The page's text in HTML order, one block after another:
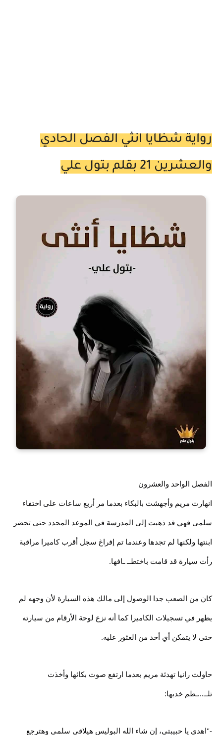
رواية شظايا انثي الفصل الحادي
والعشرين 21 بقلم بتول علي
الفصل الواحد والعشرون
انهارت مريم وأجهشت بالبكاء بعدما مر أربع ساعات على اختفاء
سلمى فهي قد ذهبت إلى المدرسة في الموعد المحدد حتى تحضر
ابنتها ولكنها لم تجدها وعندما تم إفراغ سجل أقرب كاميرا مراقبة
رأت سيارة قد قامت باختطــ ـافها.
كان من الصعب جدا الوصول إلى مالك هذه السيارة لأن وجهه لم
يظهر في تسجيلات الكاميرا كما أنه نزع لوحة الأرقام من سيارته
حتى لا يتمكن أي أحد من العثور عليه.
حاولت رانيا تهدئة مريم بعدما ارتفع صوت بكائها وأخذت
تلــ...ـطم خديها:
-"اهدي يا حبيبتي، إن شاء الله البوليس هيلاقي سلمى وهترجع